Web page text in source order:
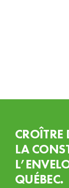
CROÎTRE
LA
QUÉBEC.